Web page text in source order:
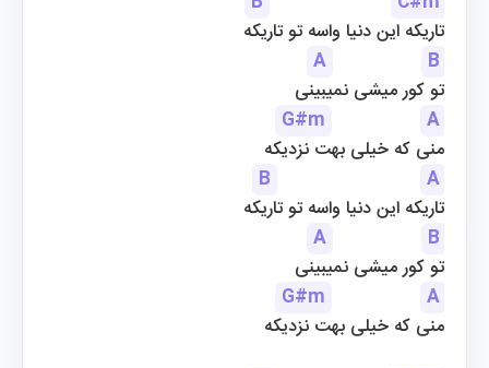
تاریکه این دنیا واسه تو تاریکه
A
B
تو کور میشی نمیبینی
G#m
A
منی که خیلی بهت نزدیکه
B
A
تاریکه این دنیا واسه تو تاریکه
A
B
تو کور میشی نمیبینی
G#m
A
منی که خیلی بهت نزدیکه